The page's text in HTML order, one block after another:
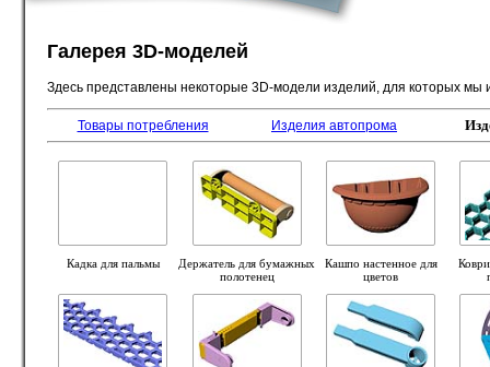
Галерея 3D-моделей
Здесь представлены некоторые 3D-модели изделий, для которых мы
Товары потребления Изделия автопрома
Кадка для пальмы
Держатель для бумажных
полотенец
Кашпо настенное для
цветов